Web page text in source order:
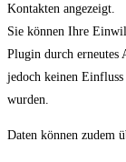
Kontakten angezeigt.
Sie können Ihre
Plugin durch
jedoch keinen
wurden.
Daten können zudem